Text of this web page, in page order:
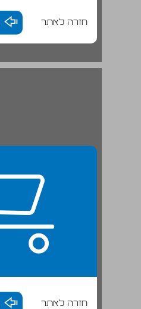
חזרה לאתר
התמצאות בדוח ... 23
חזרה לאתר